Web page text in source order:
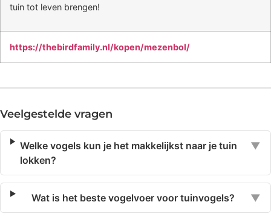
tuin tot leven brengen!
https://thebirdfamily.nl/kopen/mezenbol/
Veelgestelde vragen
Welke vogels kun je het makkelijkst naar je tuin
lokken?
▼
Wat is het beste vogelvoer voor tuinvogels? ▼